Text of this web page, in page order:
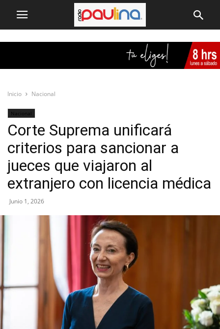
Inicio Nacional
Nacional
Corte Suprema unificará
criterios para sancionar a
jueces que viajaron al
extranjero con licencia médica
Junio 1, 2026